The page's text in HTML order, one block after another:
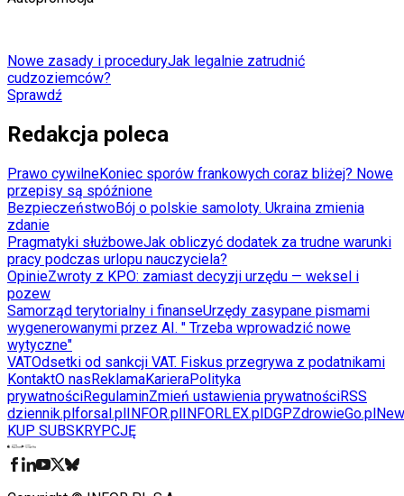
Nowe zasady i proceduryJak legalnie zatrudnić
cudzoziemców?
Sprawdź
Redakcja poleca
Prawo cywilneKoniec sporów frankowych coraz bliżej? Nowe
przepisy są spóźnione
BezpieczeństwoBój o polskie samoloty. Ukraina zmienia
zdanie
Pragmatyki służboweJak obliczyć dodatek za trudne warunki
pracy podczas urlopu nauczyciela?
OpinieZwroty z KPO: zamiast decyzji urzędu — weksel i
pozew
Samorząd terytorialny i finanseUrzędy zasypane pismami
wygenerowanymi przez AI. " Trzeba wprowadzić nowe
wytyczne"
VATOdsetki od sankcji VAT. Fiskus przegrywa z podatnikami
KontaktO nasReklamaKarieraPolityka
prywatnościRegulaminZmień ustawienia prywatnościRSS
dziennik.plforsal.plINFOR.plINFORLEX.plDGPZdrowieGo.pl
KUP SUBSKRYPCJĘ